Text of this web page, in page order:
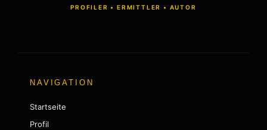
PROFILER • ERMITTLER • AUTOR
NAVIGATION
Startseite
Profil